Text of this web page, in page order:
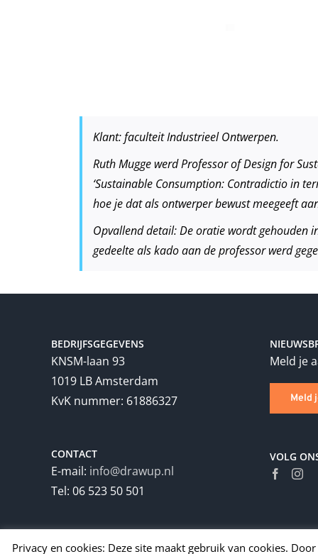
Klant: faculteit Industrieel Ontwerpen.
Ruth Mugge werd Professor of Design for
‘Sustainable Consumption: Contradictio in
hoe je dat als ontwerper bewust meegeeft
Opvallend detail: De oratie wordt gehouden
gedeelte als kado aan de professor werd
BEDRIJFSGEGEVENS
KNSM-laan 93
1019 LB Amsterdam
KvK nummer: 61886327
CONTACT
E-mail: info@drawup.nl
Tel: 06 523 50 501
Meld je
Meld
VOLG
Privacy en cookies: Deze site maakt gebruik van cookies.